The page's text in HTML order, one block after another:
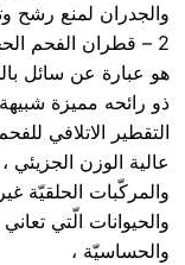
والجدران لمنع رشح
2 – قطران الفحم الحجري , أو قطران الفحم :
هو عبارة عن سائل
ذو رائحه مميزة شبيهة
التقطير الاتلافي
عالية الوزن الجزيئي
والمركّبات الحلقيّة
والحيوانات الّتي
والحساسيّة ،